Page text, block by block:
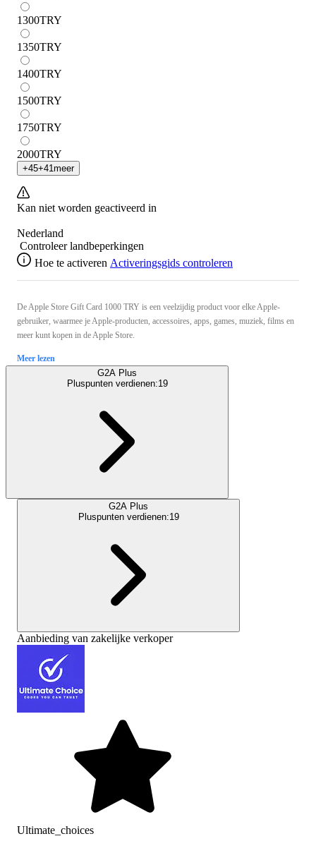
1300TRY
1350TRY
1400TRY
1500TRY
1750TRY
2000TRY
+45+41 meer
Kan niet worden geactiveerd in
Nederland
Controleer landbeperkingen
Hoe te activeren Activeringsgids controleren
De Apple Store Gift Card 1000 TRY is een veelzijdig product voor elke Apple-
gebruiker, waarmee je Apple-producten, accessoires, apps, games, muziek, films en
meer kunt kopen in de Apple Store.
Meer lezen
G2A Plus
Pluspunten verdienen:19
G2A Plus
Pluspunten verdienen:19
Aanbieding van zakelijke verkoper
Ultimate_choices